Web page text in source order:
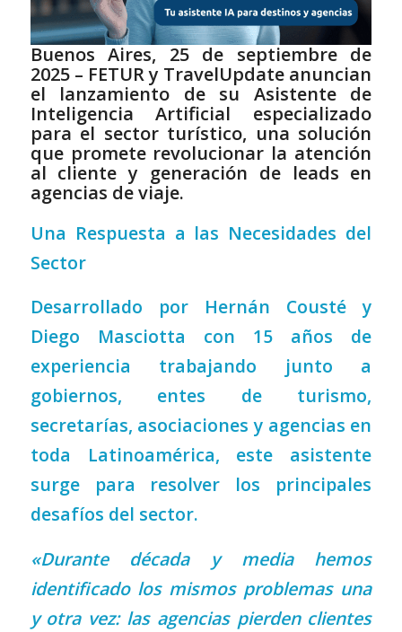
Buenos Aires, 25 de septiembre de
2025 – FETUR y TravelUpdate anuncian
el lanzamiento de su Asistente de
Inteligencia Artificial especializado
para el sector turístico, una solución
que promete revolucionar la atención
al cliente y generación de leads en
agencias de viaje.
Una Respuesta a las Necesidades del
Sector
Desarrollado por Hernán Cousté y
Diego Masciotta con 15 años de
experiencia trabajando junto a
gobiernos, entes de turismo,
secretarías, asociaciones y agencias en
toda Latinoamérica, este asistente
surge para resolver los principales
desafíos del sector.
«Durante década y media hemos
identificado los mismos problemas una
y otra vez: las agencias pierden clientes